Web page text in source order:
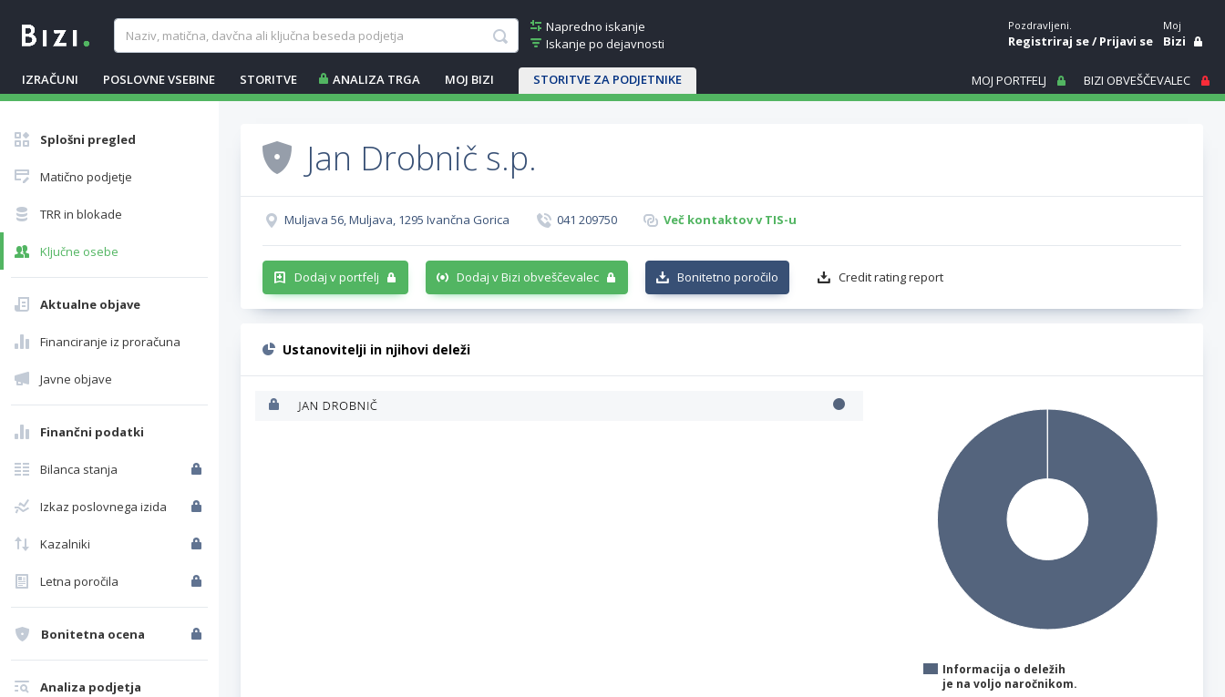
Napredno iskanje
Iskanje po dejavnosti
IZRAČUNI POSLOVNE VSEBINE STORITVE ANALIZA TRGA MOJ BIZI STORITVE ZA PODJETNIKE
Pozdravljeni.
Registriraj se/Prijavi se
Moj
Bizi
MOJ PORTFELJ BIZI OBVEŠČEVALEC
Splošni pregled
Matično podjetje
TRR in blokade
Ključne osebe
Aktualne objave
Financiranje iz proračuna
Javne objave
Finančni podatki
Bilanca stanja
Izkaz poslovnega izida
Kazalniki
Letna poročila
Bonitetna ocena
Analiza podjetja
Jan Drobnič s.p.
Muljava 56, Muljava, 1295 Ivančna Gorica 041 209750 Več kontaktov v TIS-u
Dodaj v portfelj Dodaj v Bizi obveščevalec Bonitetno poročilo Credit rating report
Ustanovitelji in njihovi deleži
Informacija o deležih
je na voljo naročnikom.